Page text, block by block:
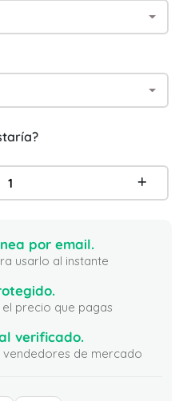
por email.
usarlo al instante
precio que pagas
verificado.
vendedores de mercado